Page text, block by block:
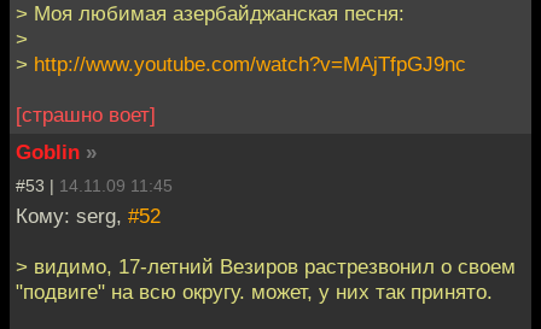
> Моя любимая азербайджанская песня:
>
> http://www.youtube.com/watch?v=MAjTfpGJ9nc
[страшно воет]
Goblin »
#53 | 14.11.09 11:45
Кому: serg, #52
> видимо, 17-летний Везиров растрезвонил о своем
"подвиге" на всю округу. может, у них так принято.